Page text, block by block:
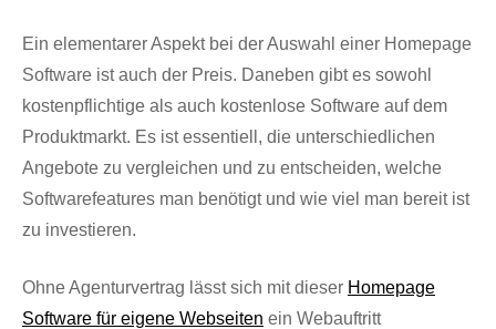
Ein elementarer Aspekt bei der Auswahl einer Homepage
Software ist auch der Preis. Daneben gibt es sowohl
kostenpflichtige als auch kostenlose Software auf dem
Produktmarkt. Es ist essentiell, die unterschiedlichen
Angebote zu vergleichen und zu entscheiden, welche
Softwarefeatures man benötigt und wie viel man bereit ist
zu investieren.
Ohne Agenturvertrag lässt sich mit dieser Homepage
Software für eigene Webseiten ein Webauftritt